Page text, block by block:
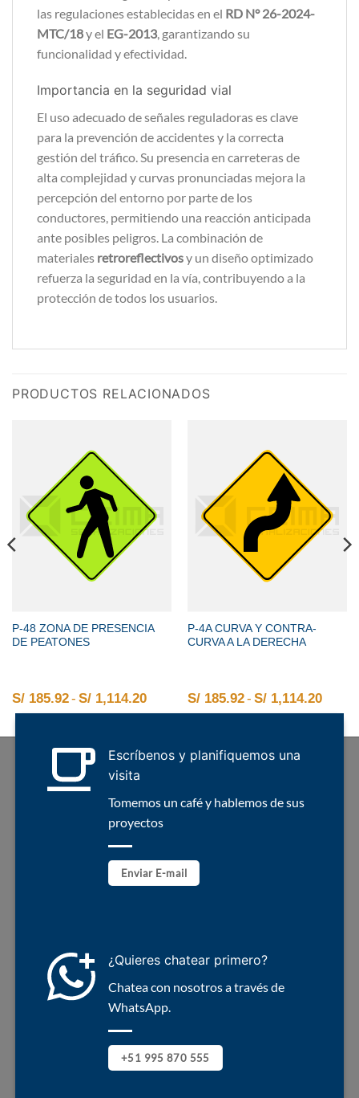
las regulaciones establecidas en el RD N° 26-2024-
MTC/18y el EG-2013, garantizando su
funcionalidad y efectividad.
Importancia en la seguridad vial
El uso adecuado de señales reguladoras es clave
para la prevención de accidentes y la correcta
gestión del tráfico. Su presencia en carreteras de
alta complejidad y curvas pronunciadas mejora la
percepción del entorno por parte de los
conductores, permitiendo una reacción anticipada
ante posibles peligros. La combinación de
materiales retroreflectivosy un diseño optimizado
refuerza la seguridad en la vía, contribuyendo a la
protección de todos los usuarios.
PRODUCTOS RELACIONADOS
P-48 ZONA DE PRESENCIA
DE PEATONES
S/185.92- S/1,114.20Rango de precios: desde S/
P-4A CURVA Y CONTRA-
CURVA A LA DERECHA
S/185.92- S/1,114.20
hasta S/ 1,114.20
de precios: desde S/ 185.92 hasta S/ 1,114.20
Escríbenos y planifiquemos una
visita
Tomemos un café y hablemos de sus
proyectos
Enviar E-mail
¿Quieres chatear primero?
Chatea con nosotros a través de
WhatsApp.
+51 995 870 555